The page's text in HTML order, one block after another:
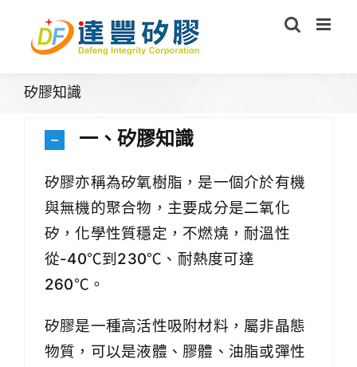
content
矽膠知識
一、矽膠知識
矽膠亦稱為矽氧樹脂，是一個介於有機
與無機的聚合物，主要成分是二氧化
矽，化學性質穩定，不燃燒，耐溫性
從-40℃到230℃、耐熱度可達
260℃。
矽膠是一種高活性吸附材料，屬非晶態
物質，可以是液體、膠體、油脂或彈性